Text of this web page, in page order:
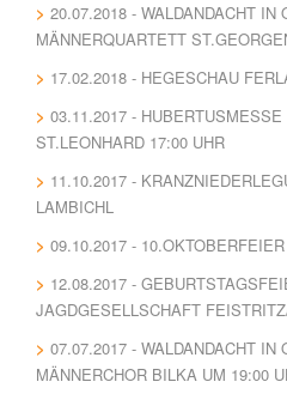
20.07.2018 - WALDANDACHT
MÄNNERQUARTETT
17.02.2018 - HEGESCHAU
03.11.2017 - HUBERTUSMESSE
ST.LEONHARD 17:00 UHR
11.10.2017 -
LAMBICHL
09.10.2017 -
12.08.2017 -
JAGDGESELLSCHAFT
07.07.2017 - WALDANDACHT
MÄNNERCHOR BILKA UM 19:00